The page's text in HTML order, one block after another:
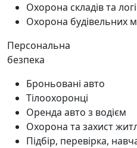
Охорона складів та
Охорона будівельних
Персональна
безпека
Броньовані авто
Тілоохоронці
Оренда авто з водієм
Охорона та захист
Підбір, перевірка,